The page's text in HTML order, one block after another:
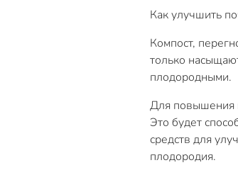
Как улучшить
Компост,
только
плодородными.
Для повышения
Это будет
средств для
плодородия.